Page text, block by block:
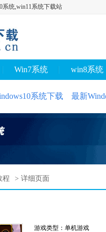
系统,win11系统下载站
Win7系统 win8系统
系统下载 最新
程 > 详细页面
游戏类型：单机游戏